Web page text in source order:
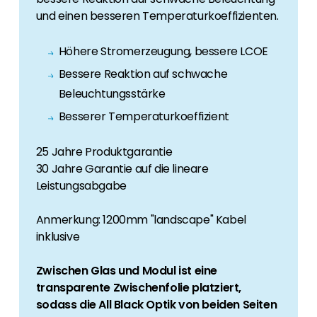
und einen besseren Temperaturkoeffizienten.
Höhere Stromerzeugung, bessere LCOE
Bessere Reaktion auf schwache
Beleuchtungsstärke
Besserer Temperaturkoeffizient
25 Jahre Produktgarantie
30 Jahre Garantie auf die lineare
Leistungsabgabe
Anmerkung: 1200mm "landscape" Kabel
inklusive
Zwischen Glas und Modul ist eine
transparente Zwischenfolie platziert,
sodass die All Black Optik von beiden Seiten